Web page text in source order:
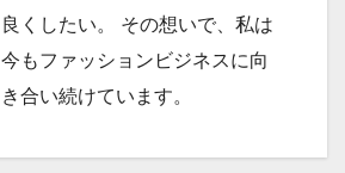
良くしたい。 その想いで、私は
今もファッションビジネスに向
き合い続けています。